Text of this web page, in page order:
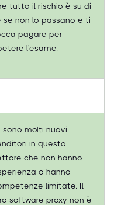
tutto il rischio è su di
se non lo passano e ti
pagare per
l'esame.
sono molti nuovi
in questo
che non hanno
o hanno
limitate. Il
software proxy non è